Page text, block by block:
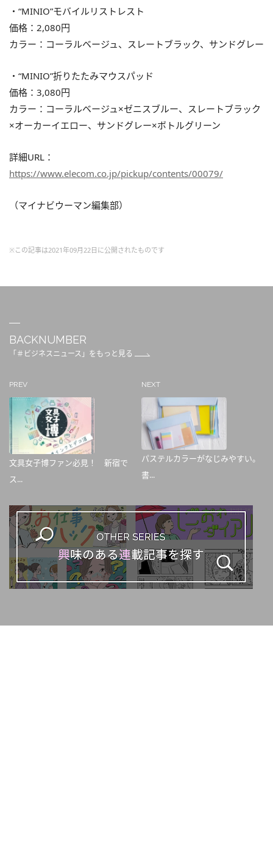
・“MINIO”モバイルリストレスト
価格：2,080円
カラー：コーラルベージュ、スレートブラック、サンドグレー
・“MINIO”折りたたみマウスパッド
価格：3,080円
カラー：コーラルベージュ×ゼニスブルー、スレートブラック
×オーカーイエロー、サンドグレー×ボトルグリーン
詳細URL：
https://www.elecom.co.jp/pickup/contents/00079/
（マイナビウーマン編集部）
※この記事は2021年09月22日に公開されたものです
BACKNUMBER
「＃ビジネスニュース」をもっと見る
PREV
文具女子博ファン必見！ 新宿で
ス...
NEXT
パステルカラーがなじみやすい。
書...